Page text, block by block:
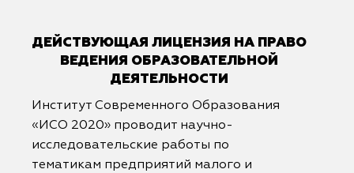
ДЕЙСТВУЮЩАЯ ЛИЦЕНЗИЯ НА ПРАВО
ВЕДЕНИЯ ОБРАЗОВАТЕЛЬНОЙ
ДЕЯТЕЛЬНОСТИ
Институт Современного Образования
«ИСО 2020» проводит научно-
исследовательские работы по
тематикам предприятий малого и